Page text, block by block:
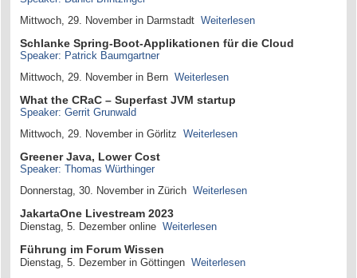
Mittwoch, 29. November in Darmstadt Weiterlesen
Schlanke Spring-Boot-Applikationen für die Cloud
Speaker: Patrick Baumgartner
Mittwoch, 29. November in Bern Weiterlesen
What the CRaC – Superfast JVM startup
Speaker: Gerrit Grunwald
Mittwoch, 29. November in Görlitz Weiterlesen
Greener Java, Lower Cost
Speaker: Thomas Würthinger
Donnerstag, 30. November in Zürich Weiterlesen
JakartaOne Livestream 2023
Dienstag, 5. Dezember online Weiterlesen
Führung im Forum Wissen
Dienstag, 5. Dezember in Göttingen Weiterlesen